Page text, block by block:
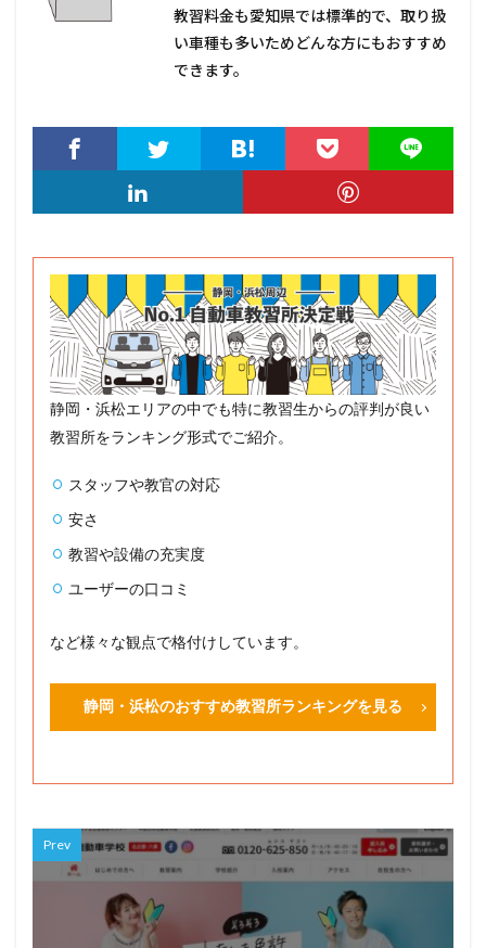
教習料金も愛知県では標準的で、取り扱
い車種も多いためどんな方にもおすすめ
できます。
静岡・浜松エリアの中でも特に教習生からの評判が良い
教習所をランキング形式でご紹介。
スタッフや教官の対応
安さ
教習や設備の充実度
ユーザーの口コミ
など様々な観点で格付けしています。
静岡・浜松のおすすめ教習所ランキングを見る
Prev